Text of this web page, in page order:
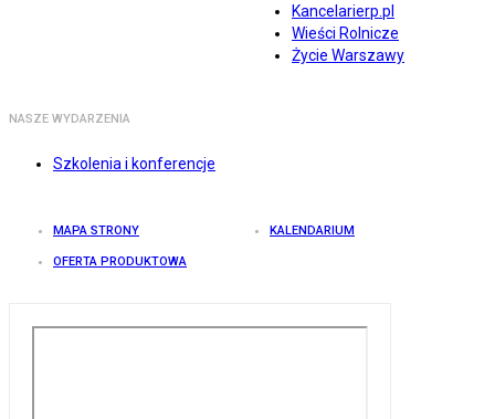
Kancelarierp.pl
Wieści Rolnicze
Życie Warszawy
NASZE WYDARZENIA
Szkolenia i konferencje
MAPA STRONY KALENDARIUM
OFERTA PRODUKTOWA